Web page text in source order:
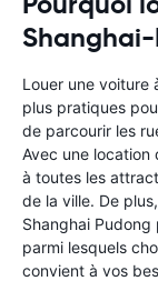
Louer une voiture
plus pratiques
de parcourir les
Avec une
à toutes les
de la ville. De
Shanghai
parmi lesquels
convient à vos